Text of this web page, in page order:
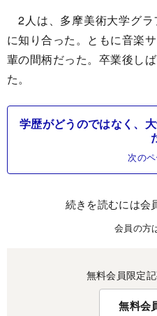
2人は、多摩美術大学グ
に知り合った。ともに音楽
輩の間柄だった。卒業後し
た。
学歴がどうのではなく、
次の
続きを読むには会
会員の方
無料会員限定
無料会